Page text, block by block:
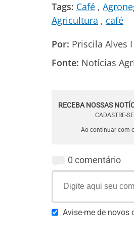
Tags: Café
Agricultura
café
Por: Priscila Alves
Fonte: Notícias
RECEBA NOSSAS
CADASTRE-
Ao continuar com
0 comentário
Avise-me de novos